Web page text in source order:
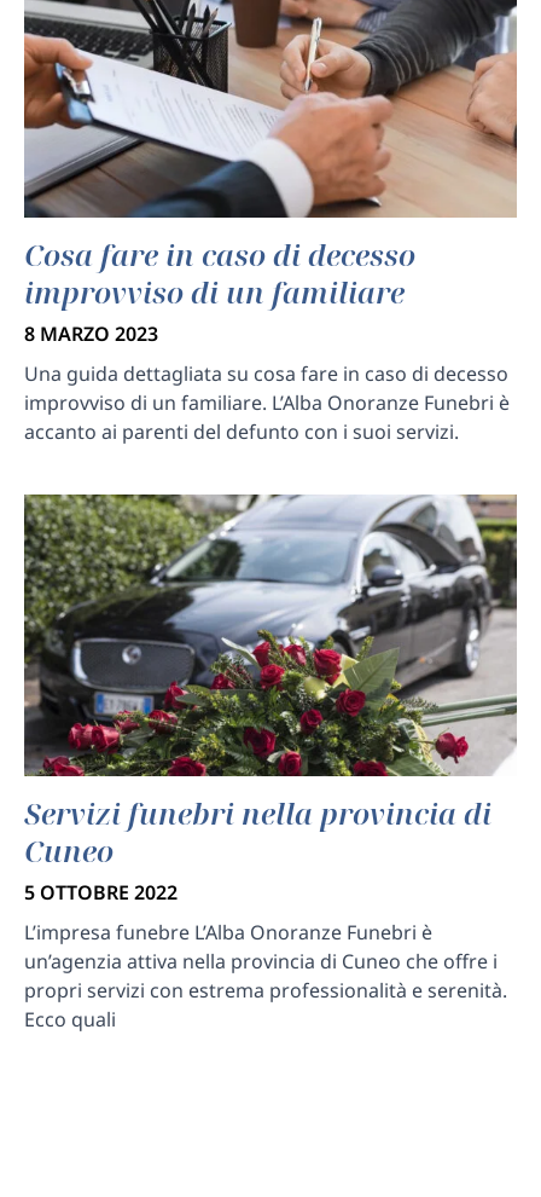
Cosa fare in caso di decesso
improvviso di un familiare
8 MARZO 2023
Una guida dettagliata su cosa fare in caso di decesso
improvviso di un familiare. L’Alba Onoranze Funebri è
accanto ai parenti del defunto con i suoi servizi.
Servizi funebri nella provincia di
Cuneo
5 OTTOBRE 2022
L’impresa funebre L’Alba Onoranze Funebri è
un’agenzia attiva nella provincia di Cuneo che offre i
propri servizi con estrema professionalità e serenità.
Ecco quali